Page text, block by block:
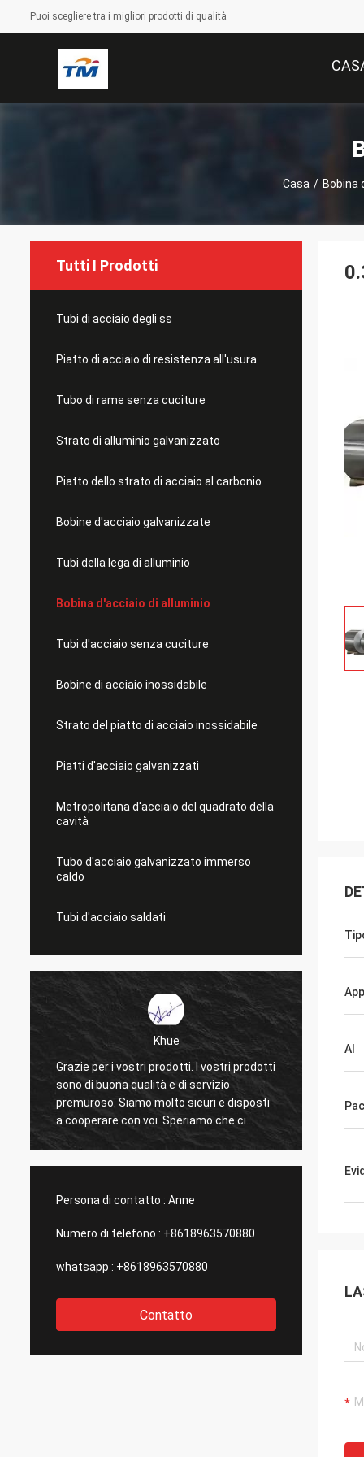
Puoi scegliere tra i migliori prodotti di qualità
Casa / Bobina
Tutti I Prodotti
Tubi di acciaio degli ss
Piatto di acciaio di resistenza all'usura
Tubo di rame senza cuciture
Strato di alluminio galvanizzato
Piatto dello strato di acciaio al carbonio
Bobine d'acciaio galvanizzate
Tubi della lega di alluminio
Bobina d'acciaio di alluminio
Tubi d'acciaio senza cuciture
Bobine di acciaio inossidabile
Strato del piatto di acciaio inossidabile
Piatti d'acciaio galvanizzati
Metropolitana d'acciaio del quadrato della
cavità
Tubo d'acciaio galvanizzato immerso
caldo
Tubi d'acciaio saldati
Khue
Grazie per i vostri prodotti. I vostri prodotti
sono di buona qualità e di servizio
premuroso. Siamo molto sicuri e disposti
a cooperare con voi. Speriamo che ci
siano in futuro opportunità per la
Persona di contatto : Anne
Numero di telefono : +8618963570880
whatsapp : +8618963570880
Contatto
Al